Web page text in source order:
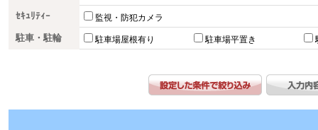
ｾｷｭﾘﾃｨｰ 監視・防犯カメラ
駐車・駐輪 駐車場屋根有り 駐車場平置き